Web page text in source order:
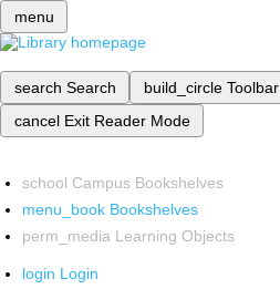
menu
search Search build_circle Toolbar
cancel Exit Reader Mode
school Campus Bookshelves
menu_book Bookshelves
perm_media Learning Objects
login Login